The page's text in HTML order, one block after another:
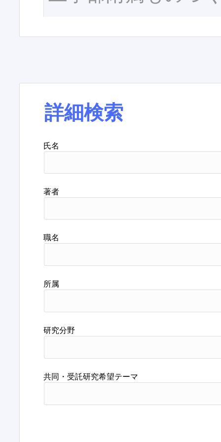
詳細検索
氏名
著者
職名
所属
研究分野
共同・受託研究希望テーマ